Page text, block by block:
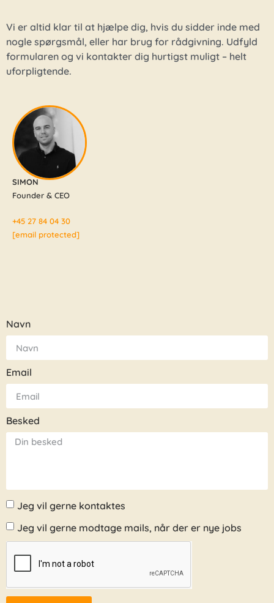
Vi er altid klar til at hjælpe dig, hvis du sidder inde med
nogle spørgsmål, eller har brug for rådgivning. Udfyld
formularen og vi kontakter dig hurtigst muligt – helt
uforpligtende.
SIMON
Founder & CEO
+45 27 84 04 30
[email protected]
Navn
Email
Besked
Jeg vil gerne kontaktes
Jeg vil gerne modtage mails, når der er nye jobs